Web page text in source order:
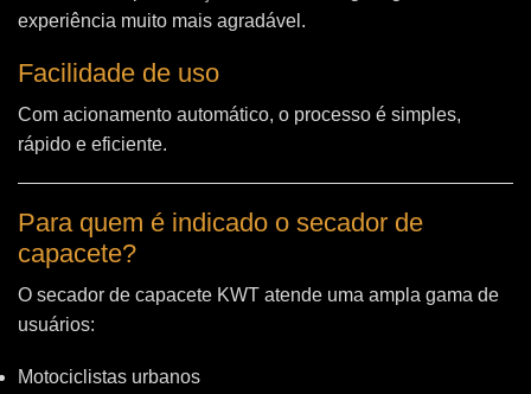
experiência muito mais agradável.
Facilidade de uso
Com acionamento automático, o processo é simples,
rápido e eficiente.
Para quem é indicado o secador de
capacete?
O secador de capacete KWT atende uma ampla gama de
usuários:
Motociclistas urbanos